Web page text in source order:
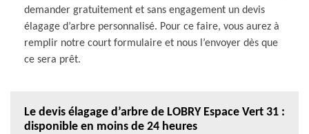
demander gratuitement et sans engagement un devis
élagage d’arbre personnalisé. Pour ce faire, vous aurez à
remplir notre court formulaire et nous l’envoyer dès que
ce sera prêt.
Le devis élagage d’arbre de LOBRY Espace Vert 31 :
disponible en moins de 24 heures